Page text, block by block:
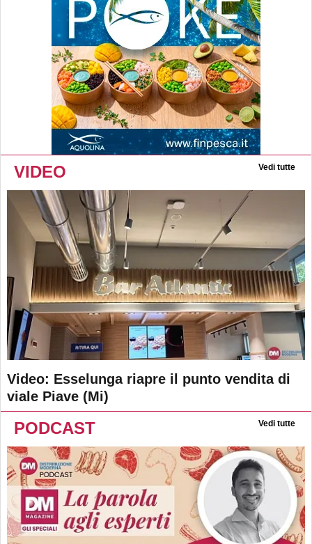
VIDEO Vedi tutte
Video: Esselunga riapre il punto vendita di
viale Piave (Mi)
PODCAST Vedi tutte